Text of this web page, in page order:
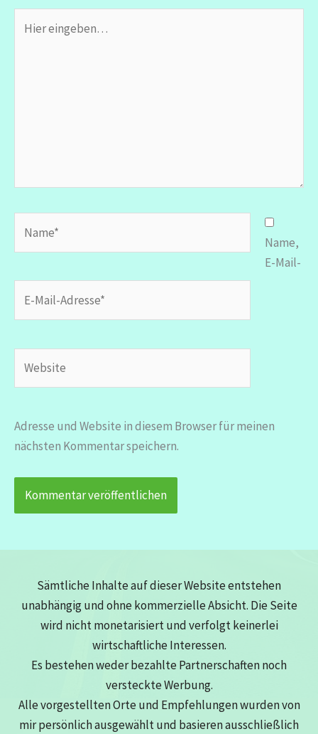
eingeben…
Mail-
Name,
E-Mail-
Adresse und Website in diesem Browser für meinen
nächsten Kommentar speichern.
Sämtliche Inhalte auf dieser Website entstehen
unabhängig und ohne kommerzielle Absicht. Die Seite
wird nicht monetarisiert und verfolgt keinerlei
wirtschaftliche Interessen.
Es bestehen weder bezahlte Partnerschaften noch
versteckte Werbung.
Alle vorgestellten Orte und Empfehlungen wurden von
mir persönlich ausgewählt und basieren ausschließlich